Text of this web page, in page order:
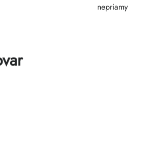
nepriamy